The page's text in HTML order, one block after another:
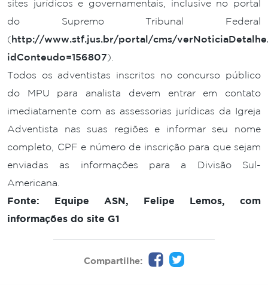
sites jurídicos e governamentais, inclusive no portal
do Supremo Tribunal Federal
(http://www.stf.jus.br/portal/cms/
idConteudo=156807).
Todos os adventistas inscritos no concurso público
do MPU para analista devem entrar em contato
imediatamente com as assessorias jurídicas da Igreja
Adventista nas suas regiões e informar seu nome
completo, CPF e número de inscrição para que sejam
enviadas as informações para a Divisão Sul-
Americana.
Fonte: Equipe ASN, Felipe Lemos, com
informações do site G1
Compartilhe: